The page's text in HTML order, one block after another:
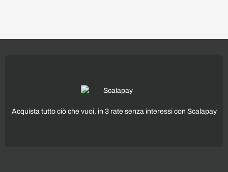
Acquista tutto ciò che vuoi, in 3 rate senza interessi con Scalapay